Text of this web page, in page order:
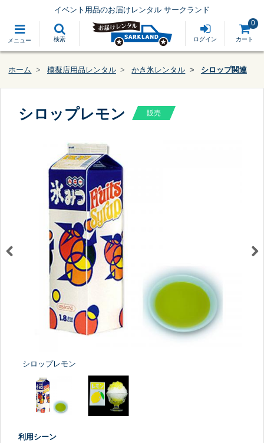
メニュー 検索
イベント用品のお届けレンタル サークランド
ログイン カート
0
ホーム 模擬店用品レンタル かき氷レンタル シロップ関連
シロップレモン 販売
シロップレモン
利用シーン